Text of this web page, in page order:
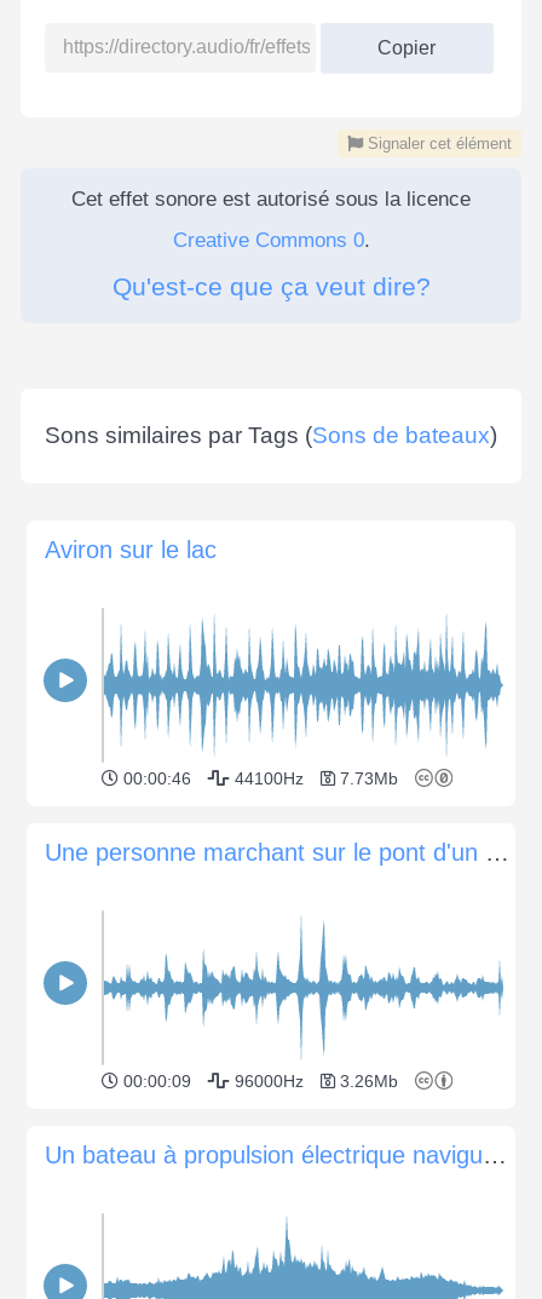
Copier
Signaler cet élément
Cet effet sonore est autorisé sous la licence
Creative Commons 0.
Qu'est-ce que ça veut dire?
Sons similaires par Tags (Sons de bateaux)
Aviron sur le lac
00:00:46 44100Hz 7.73Mb
Une personne marchant sur le pont d'un bateau
00:00:09 96000Hz 3.26Mb
Un bateau à propulsion électrique navigue lentement